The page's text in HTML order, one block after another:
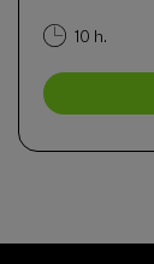
10 h.